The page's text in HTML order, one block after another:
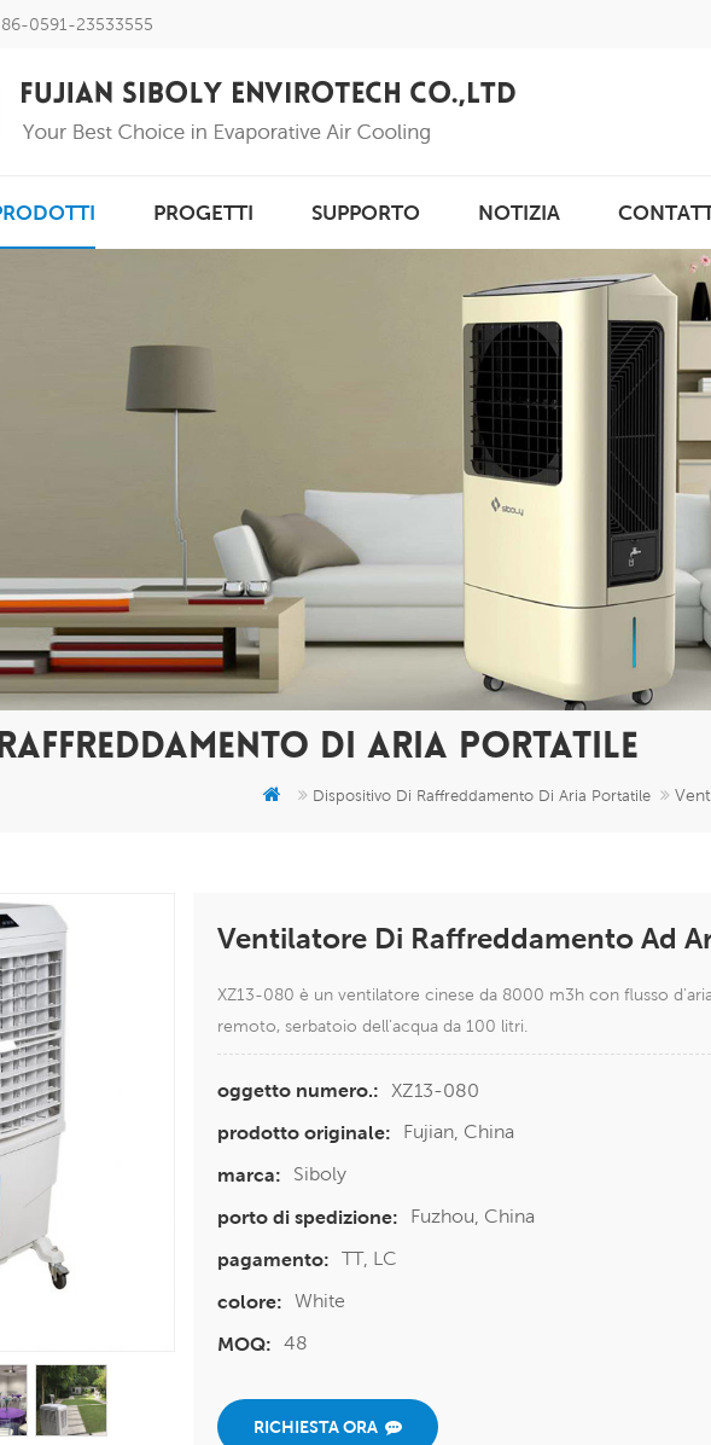
0591-23533555
PROGETTI SUPPORTO NOTIZIA
DI ARIA PORTATILE
Dispositivo Di Raffreddamento Di Aria Portatile
Ventilatore Di Raffreddamento Ad
XZ13-080 è un ventilatore cinese da 8000 m3h con flusso
remoto, serbatoio dell'acqua da 100 litri.
oggetto numero.:
XZ13-080
prodotto originale:
Fujian, China
marca:
Siboly
porto di spedizione:
Fuzhou, China
pagamento: TT, LC
colore: White
MOQ: 48
RICHIESTA ORA